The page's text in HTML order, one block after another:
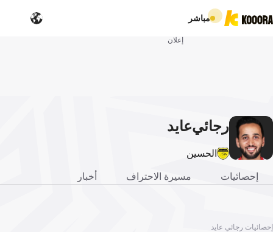
مباشر
إعلان
رجائيعايد
الحسين
إحصائيات مسيرة الاحتراف أخبار
إحصائيات رجائي عايد